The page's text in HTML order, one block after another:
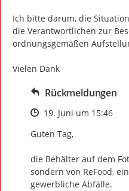
Ich bitte darum, die
die Verantwortlichen zur
ordnungsgemäßen
Vielen Dank
Rückmeldungen
Zeitpunkt des
19. Juni um 15:46
Guten Tag,
die Behälter auf dem
sondern von ReFood,
gewerbliche Abfälle.